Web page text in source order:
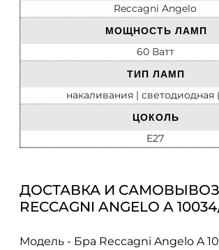
Reccagni Angelo
МОЩНОСТЬ ЛАМП
60 Ватт
ТИП ЛАМП
накаливания | cветодиодная
ЦОКОЛЬ
E27
ДОСТАВКА И
RECCAGNI ANGELO A
Модель - Бра Reccagni Angelo A